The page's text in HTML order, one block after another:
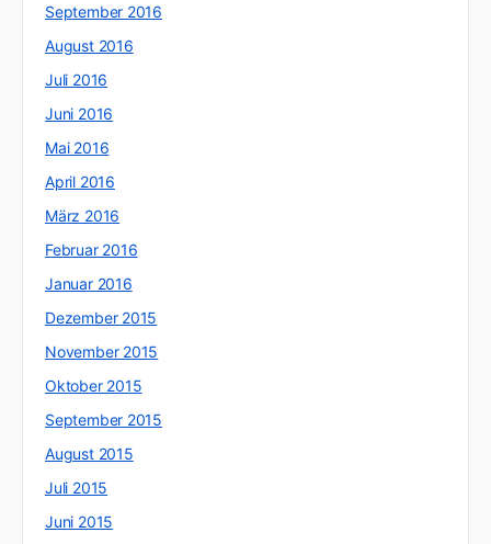
September 2016
August 2016
Juli 2016
Juni 2016
Mai 2016
April 2016
März 2016
Februar 2016
Januar 2016
Dezember 2015
November 2015
Oktober 2015
September 2015
August 2015
Juli 2015
Juni 2015